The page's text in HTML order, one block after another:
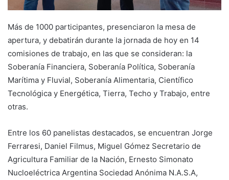
Más de 1000 participantes, presenciaron la mesa de
apertura, y debatirán durante la jornada de hoy en 14
comisiones de trabajo, en las que se consideran: la
Soberanía Financiera, Soberanía Política, Soberanía
Marítima y Fluvial, Soberanía Alimentaria, Científico
Tecnológica y Energética, Tierra, Techo y Trabajo, entre
otras.
Entre los 60 panelistas destacados, se encuentran Jorge
Ferraresi, Daniel Filmus, Miguel Gómez Secretario de
Agricultura Familiar de la Nación, Ernesto Simonato
Nucloeléctrica Argentina Sociedad Anónima N.A.S.A,